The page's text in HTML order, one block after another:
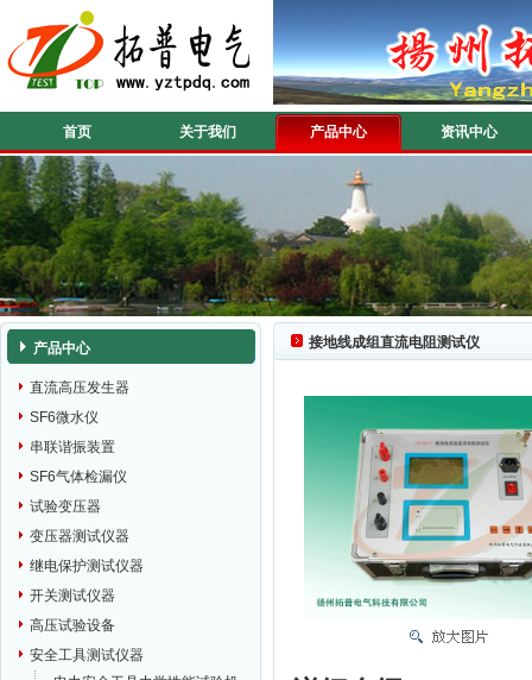
首页 关于我们 产品中心 资讯中心
产品中心
直流高压发生器
SF6微水仪
串联谐振装置
SF6气体检漏仪
试验变压器
变压器测试仪器
继电保护测试仪器
开关测试仪器
高压试验设备
安全工具测试仪器
接地线成组直流电阻测试仪